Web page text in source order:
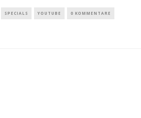
SPECIALS YOUTUBE 0 KOMMENTARE